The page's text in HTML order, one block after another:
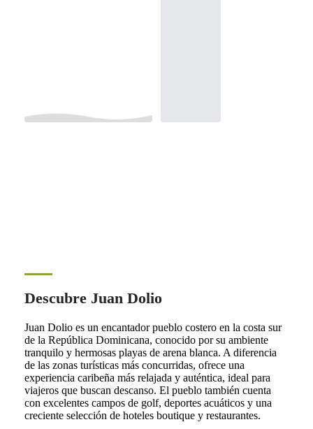
Descubre Juan Dolio
Juan Dolio es un encantador pueblo costero en la costa sur
de la República Dominicana, conocido por su ambiente
tranquilo y hermosas playas de arena blanca. A diferencia
de las zonas turísticas más concurridas, ofrece una
experiencia caribeña más relajada y auténtica, ideal para
viajeros que buscan descanso. El pueblo también cuenta
con excelentes campos de golf, deportes acuáticos y una
creciente selección de hoteles boutique y restaurantes.